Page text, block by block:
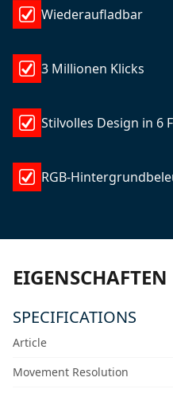
Wiederaufladbar
3 Millionen Klicks
Stilvolles Design in 6
RGB-
EIGENSCHAFTEN
SPECIFICATIONS
Article
Movement Resolution